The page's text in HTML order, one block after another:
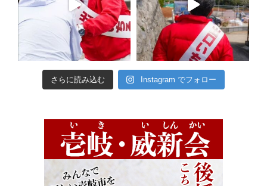
さらに読み込む Instagram でフォロー